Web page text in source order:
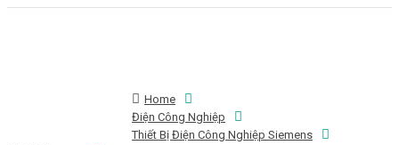
Home
Điện Công Nghiệp
Thiết Bị Điện Công Nghiệp Siemens